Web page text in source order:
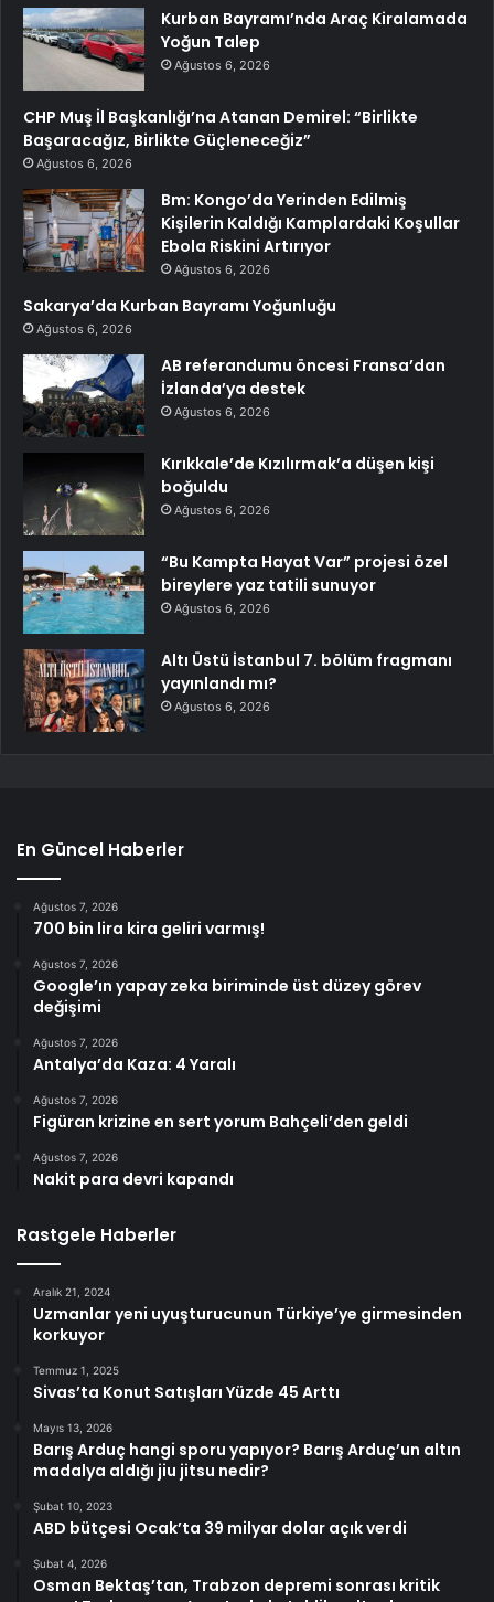
Kurban Bayramı’nda Araç Kiralamada
Yoğun Talep
Ağustos 6, 2026
CHP Muş İl Başkanlığı’na Atanan Demirel: “Birlikte
Başaracağız, Birlikte Güçleneceğiz”
Ağustos 6, 2026
Bm: Kongo’da Yerinden Edilmiş
Kişilerin Kaldığı Kamplardaki Koşullar
Ebola Riskini Artırıyor
Ağustos 6, 2026
Sakarya’da Kurban Bayramı Yoğunluğu
Ağustos 6, 2026
AB referandumu öncesi Fransa’dan
İzlanda’ya destek
Ağustos 6, 2026
Kırıkkale’de Kızılırmak’a düşen kişi
boğuldu
Ağustos 6, 2026
“Bu Kampta Hayat Var” projesi özel
bireylere yaz tatili sunuyor
Ağustos 6, 2026
Altı Üstü İstanbul 7. bölüm fragmanı
yayınlandı mı?
Ağustos 6, 2026
En Güncel Haberler
Ağustos 7, 2026
700 bin lira kira geliri varmış!
Ağustos 7, 2026
Google’ın yapay zeka biriminde üst düzey görev
değişimi
Ağustos 7, 2026
Antalya’da Kaza: 4 Yaralı
Ağustos 7, 2026
Figüran krizine en sert yorum Bahçeli’den geldi
Ağustos 7, 2026
Nakit para devri kapandı
Rastgele Haberler
Aralık 21, 2024
Uzmanlar yeni uyuşturucunun Türkiye’ye girmesinden
korkuyor
Temmuz 1, 2025
Sivas’ta Konut Satışları Yüzde 45 Arttı
Mayıs 13, 2026
Barış Arduç hangi sporu yapıyor? Barış Arduç’un altın
madalya aldığı jiu jitsu nedir?
Şubat 10, 2023
ABD bütçesi Ocak’ta 39 milyar dolar açık verdi
Şubat 4, 2026
Osman Bektaş’tan, Trabzon depremi sonrası kritik